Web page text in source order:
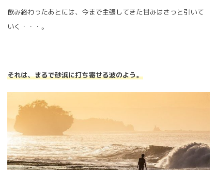
飲み終わったあとには、今まで主張してきた甘みはさっと引いて
いく・・・。
それは、まるで砂浜に打ち寄せる波のよう。